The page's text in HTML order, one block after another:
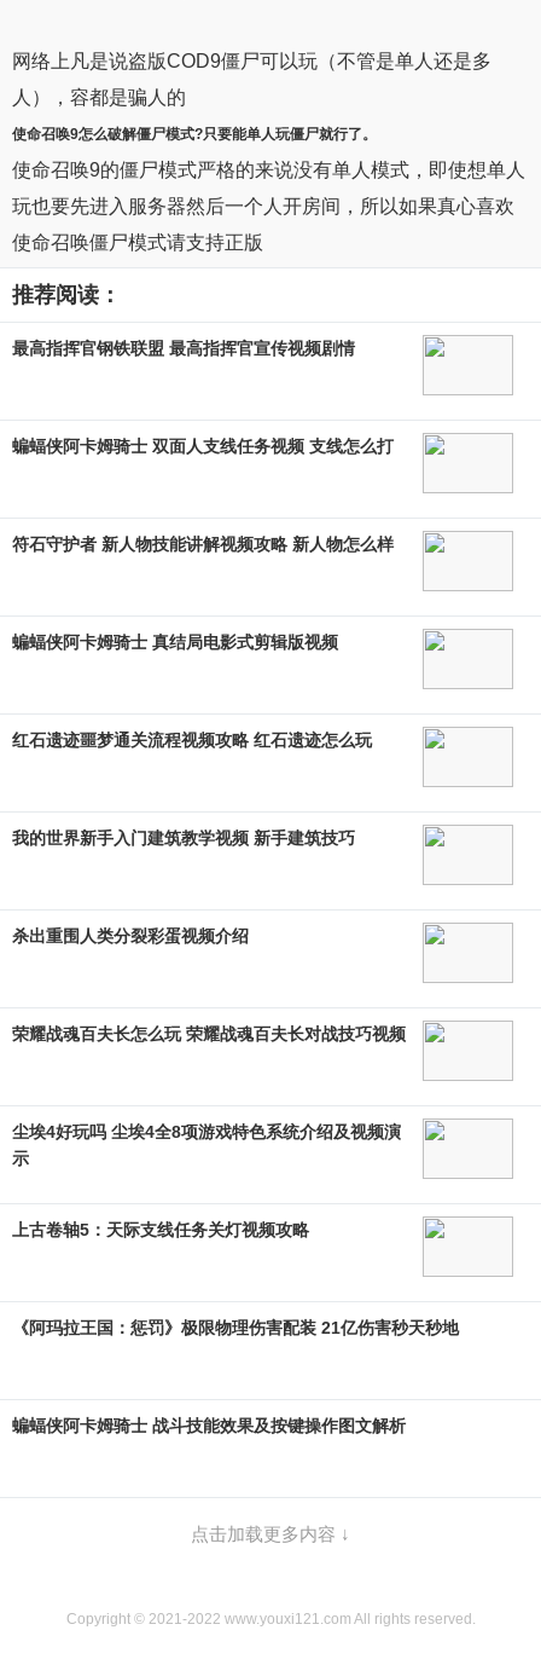
网络上凡是说盗版COD9僵尸可以玩（不管是单人还是多
人），容都是骗人的
使命召唤9怎么破解僵尸模式?只要能单人玩僵尸就行了。
使命召唤9的僵尸模式严格的来说没有单人模式，即使想单人
玩也要先进入服务器然后一个人开房间，所以如果真心喜欢
使命召唤僵尸模式请支持正版
推荐阅读：
最高指挥官钢铁联盟 最高指挥官宣传视频剧情
蝙蝠侠阿卡姆骑士 双面人支线任务视频 支线怎么打
符石守护者 新人物技能讲解视频攻略 新人物怎么样
蝙蝠侠阿卡姆骑士 真结局电影式剪辑版视频
红石遗迹噩梦通关流程视频攻略 红石遗迹怎么玩
我的世界新手入门建筑教学视频 新手建筑技巧
杀出重围人类分裂彩蛋视频介绍
荣耀战魂百夫长怎么玩 荣耀战魂百夫长对战技巧视频
尘埃4好玩吗 尘埃4全8项游戏特色系统介绍及视频演
示
上古卷轴5：天际支线任务关灯视频攻略
《阿玛拉王国：惩罚》极限物理伤害配装 21亿伤害秒天秒地
蝙蝠侠阿卡姆骑士 战斗技能效果及按键操作图文解析
点击加载更多内容 ↓
Copyright © 2021-2022 www.youxi121.com All rights reserved.